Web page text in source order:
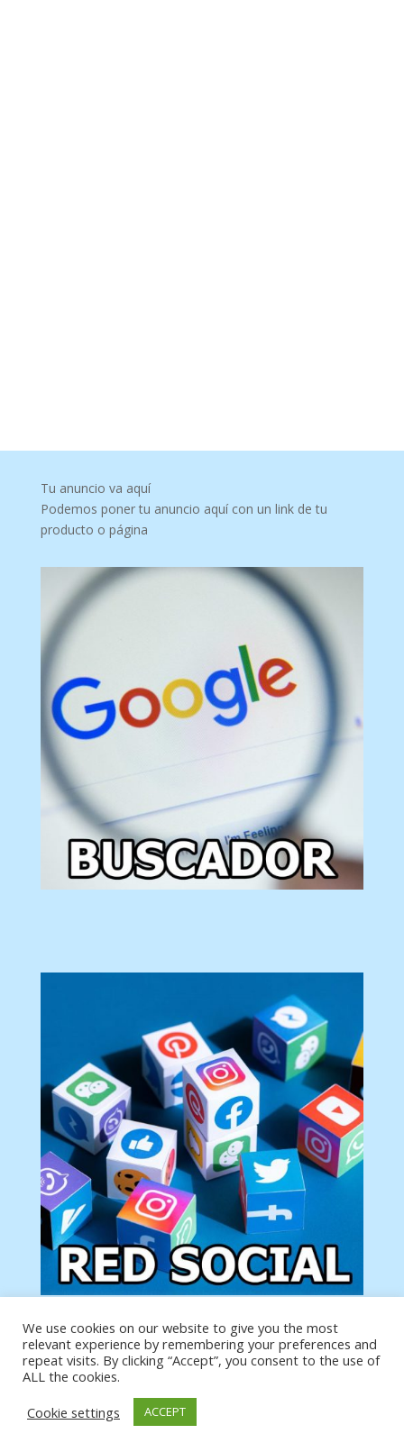
Tu anuncio va aquí
Podemos poner tu anuncio aquí con un link de tu
producto o página
Tu anuncio va aquí
Podemos poner tu anuncio aquí con un link de tu
producto o página
We use cookies on our website to give you the most
relevant experience by remembering your preferences and
repeat visits. By clicking “Accept”, you consent to the use of
ALL the cookies.
Cookie settings
ACCEPT
https://analytics.google.com/analytics/web/?